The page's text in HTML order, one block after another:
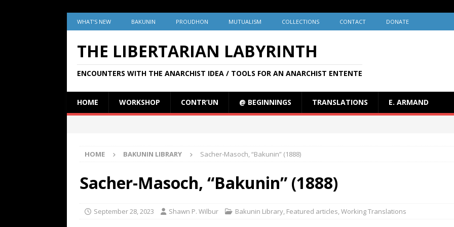
WHAT’S NEW BAKUNIN PROUDHON MUTUALISM COLLECTIONS CONTACT DONATE
THE LIBERTARIAN LABYRINTH
ENCOUNTERS WITH THE ANARCHIST IDEA / TOOLS FOR AN ANARCHIST ENTENTE
HOME WORKSHOP CONTR’UN @ BEGINNINGS TRANSLATIONS E. ARMAND
HOME BAKUNIN LIBRARY Sacher-Masoch, “Bakunin” (1888)
Sacher-Masoch, “Bakunin” (1888)
September 28, 2023 Shawn P. Wilbur Bakunin Library, Featured articles,Working Translations